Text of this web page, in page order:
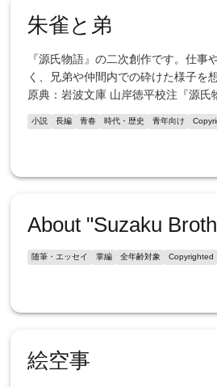
朱雀と弟
『源氏物語』の二次創作です。仕事
く、兄弟や仲間内での砕けた様子を
原典：岩波文庫 山岸徳平校注『源氏
小説 長編 青春 時代・歴史 青年向け
About "Suzaku
随筆・エッセイ 掌編 全年齢対象 Copyrighted
絵空事